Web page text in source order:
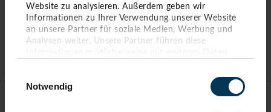
Website zu analysieren. Außerdem geben wir
Informationen zu Ihrer Verwendung unserer Website
an unsere Partner für soziale Medien, Werbung und
Analysen weiter. Unsere Partner führen diese
sie im Rahmen Ihrer Nutzung der Dienste gesammelt
haben. Sie geben Einwilligung zu unseren Cookies,
Notwendig